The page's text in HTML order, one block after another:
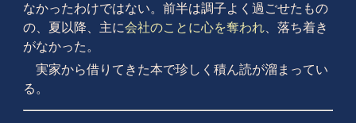
なかったわけではない。前半は調子よく過ごせたもの
の、夏以降、主に会社のことに心を奪われ、落ち着き
がなかった。
実家から借りてきた本で珍しく積ん読が溜まってい
る。